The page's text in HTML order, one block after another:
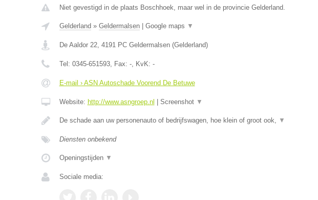
Niet gevestigd in de plaats Boschhoek, maar wel in de provincie Gelderland.
Gelderland » Geldermalsen| Google maps ▼
De Aaldor 22, 4191 PC Geldermalsen(Gelderland)
Tel: 0345-651593, Fax: -, KvK: -
E-mail › ASN Autoschade Voorend De Betuwe
Website: http://www.asngroep.nl Screenshot ▼
De schade aan uw personenauto of bedrijfswagen, hoe klein of groot ook, ▼
Diensten onbekend
Openingstijden ▼
Sociale media: